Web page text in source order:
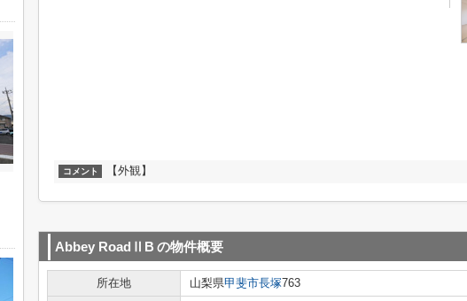
コメント 【外観】
Abbey RoadⅡB の物件概要
所在地 山梨県甲斐市長塚763